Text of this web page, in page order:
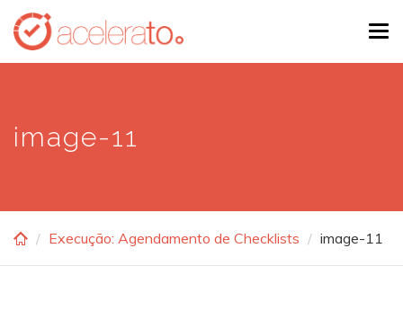
Skip
main
image-11
Execução: Agendamento de Checklists image-11